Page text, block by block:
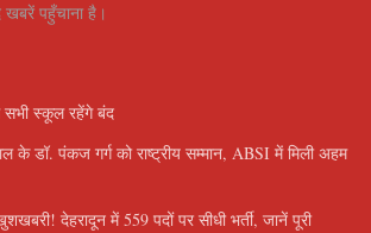
खबरें पहुँचाना है।
स्कूल रहेंगे बंद
के डॉ. पंकज गर्ग को राष्ट्रीय सम्मान, ABSI में मिली अहम
देहरादून में 559 पदों पर सीधी भर्ती, जानें पूरी